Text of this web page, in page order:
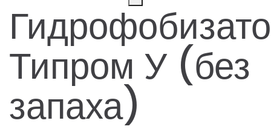
Типром У (без
запаха)